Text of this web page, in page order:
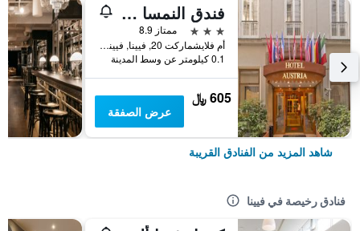
فندق النمسا - فيينا
3 نجوم
ممتاز 8.9
أم فلايشماركت 20, فيينا, فيينا, النمسا
0.1 كيلومتر عن وسط المدينة
605 ﷼
عرض الصفقة
شاهد المزيد من الفنادق القريبة
فنادق رخيصة في فيينا